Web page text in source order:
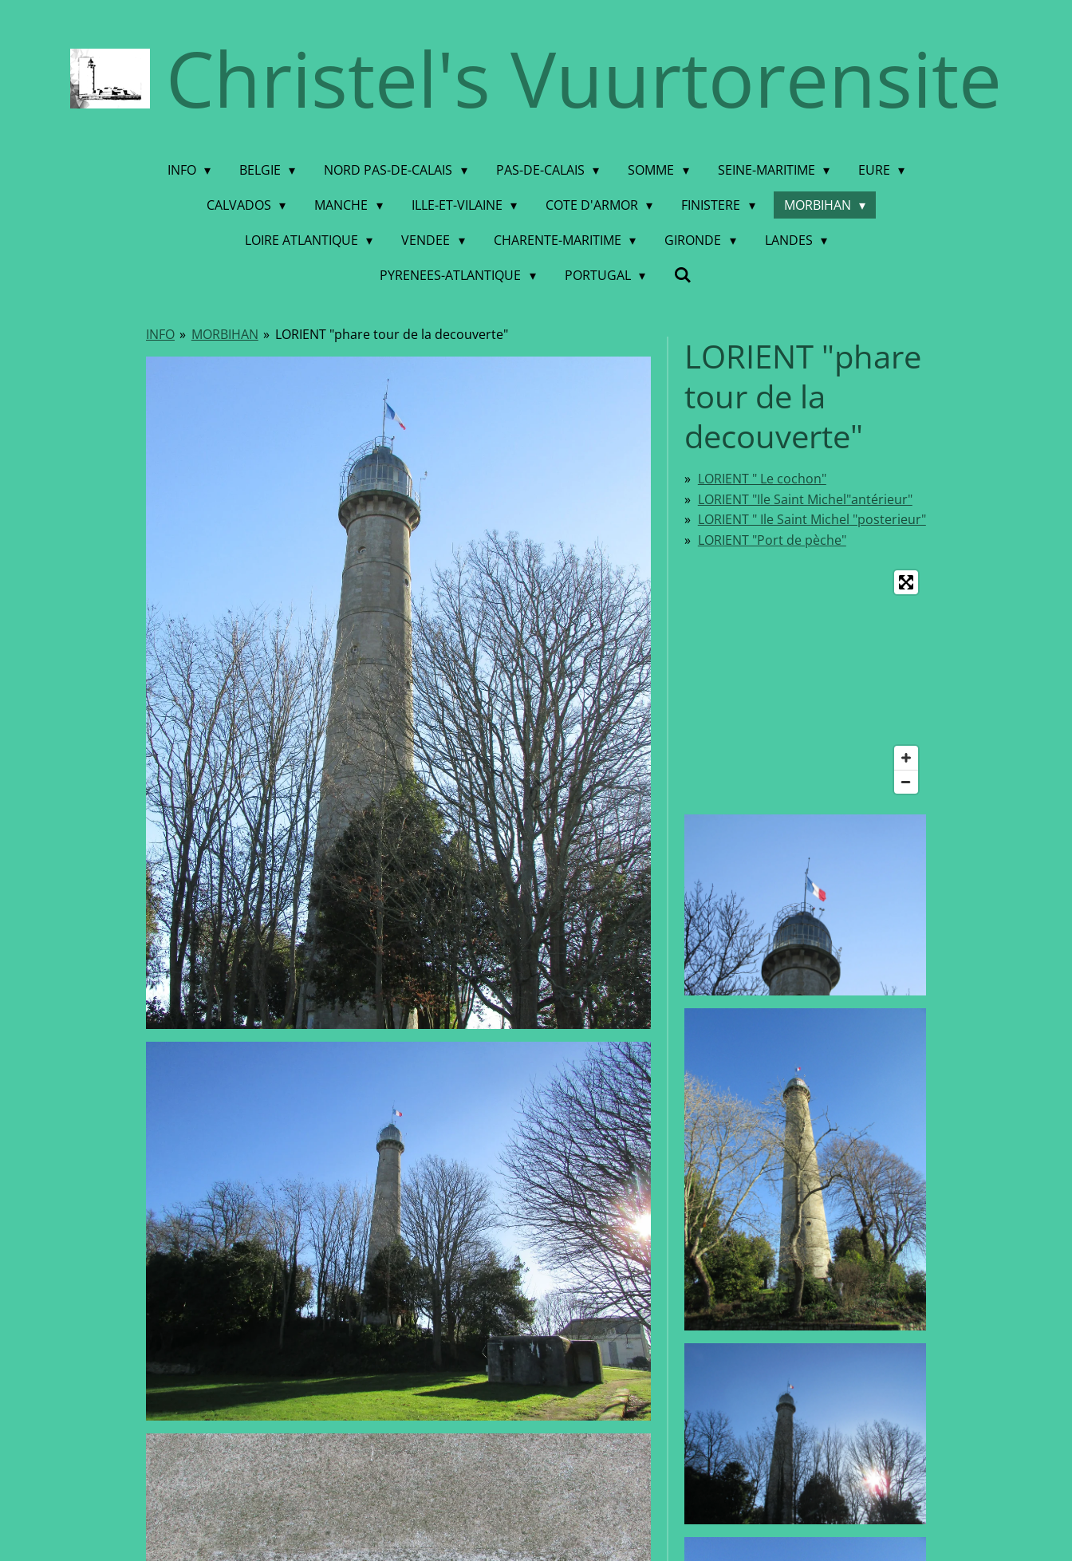
hoofdinhoud
Christel's Vuurtorensite
INFO BELGIE NORD PAS-DE-CALAIS PAS-DE-CALAIS SOMME SEINE-MARITIME
EURE
CALVADOS
MANCHE ILLE-ET-VILAINE COTE D'ARMOR FINISTERE
MORBIHAN
LOIRE ATLANTIQUE
VENDEE CHARENTE-MARITIME GIRONDE
LANDES
PYRENEES-ATLANTIQUE
PORTUGAL
INFO » MORBIHAN » LORIENT "phare tour de la decouverte"
LORIENT "phare
tour de la
decouverte"
LORIENT " Le cochon"
LORIENT "Ile Saint Michel"antérieur"
LORIENT " Ile Saint Michel "posterieur"
LORIENT "Port de pèche"